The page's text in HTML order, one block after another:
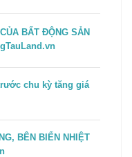
BẤT ĐỘNG SẢN
chu kỳ tăng giá
BÊN BIỂN NHIỆT